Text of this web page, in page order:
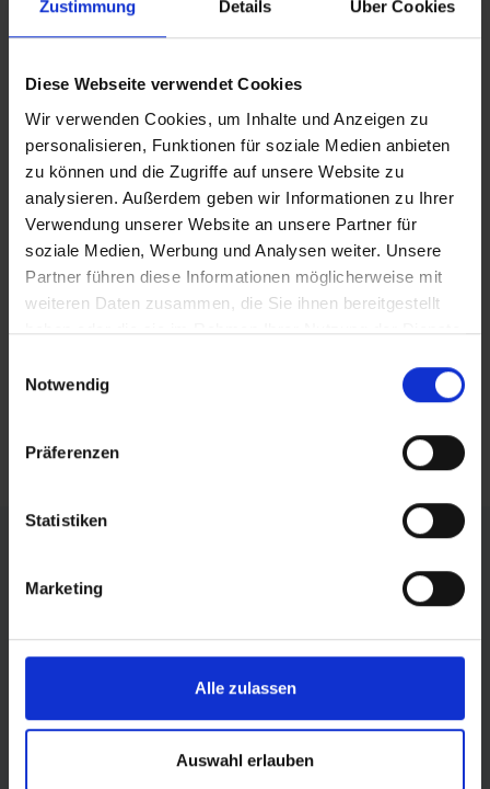
Zustimmung Details Über Cookies
Diese Webseite verwendet Cookies
Wir verwenden Cookies, um Inhalte und Anzeigen zu
personalisieren, Funktionen für soziale Medien anbieten
zu können und die Zugriffe auf unsere Website zu
analysieren. Außerdem geben wir Informationen zu Ihrer
Verwendung unserer Website an unsere Partner für
soziale Medien, Werbung und Analysen weiter. Unsere
Partner führen diese Informationen möglicherweise mit
weiteren Daten zusammen, die Sie ihnen bereitgestellt
haben oder die sie im Rahmen Ihrer Nutzung der Dienste
Notwendig
Präferenzen
Statistiken
Marketing
Alle zulassen
Auswahl erlauben
Zurück
BEITRAG DRUCKEN
BEITRAG TEILEN
teilen
teilen
mail
RSS FEED
FÖRDERER DES SPORTS IN SACHSEN-ANHALT